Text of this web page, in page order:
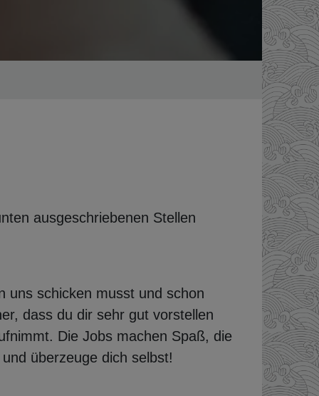
ausgeschriebenen Stellen
uns schicken musst und schon
dass du dir sehr gut vorstellen
Die Jobs machen Spaß, die
überzeuge dich selbst!